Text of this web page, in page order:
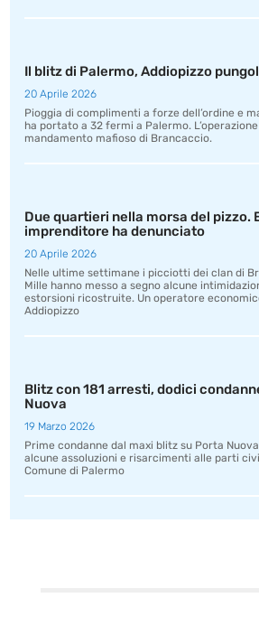
Il blitz di Palermo, Addiopizzo
20 Aprile 2026
Pioggia di complimenti a forze dell’ordine e
ha portato a 32 fermi a Palermo.
mandamento mafioso di Brancaccio.
Due quartieri nella morsa del pizzo.
imprenditore ha denunciato
20 Aprile 2026
Nelle ultime settimane i picciotti dei clan di
Mille hanno messo a segno alcune
estorsioni ricostruite. Un operatore
Addiopizzo
Blitz con 181 arresti, dodici
Nuova
19 Marzo 2026
Prime condanne dal maxi blitz su Porta
alcune assoluzioni e risarcimenti alle parti
Comune di Palermo